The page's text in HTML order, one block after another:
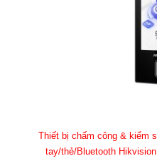
Thiết bị chấm công & kiểm
tay/thẻ/Bluetooth